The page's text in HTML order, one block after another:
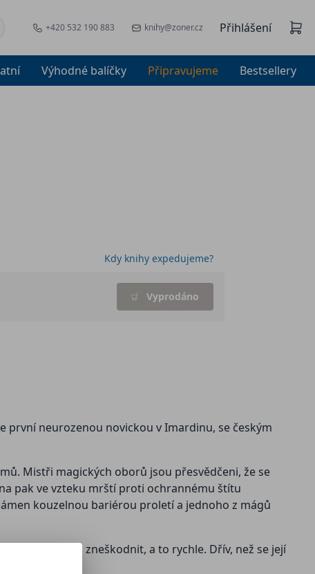
+420 532 190 883 knihy@zoner.cz Přihlášení
Výhodné balíčky Připravujeme Bestsellery
Kdy knihy expedujeme?
Vyprodáno
první neurozenou novickou v Imardinu, se českým
Mistři magických oborů jsou přesvědčeni, že se
pak ve vzteku mrští proti ochrannému štítu
kouzelnou bariérou proletí a jednoho z mágů
třeba ji najít a zneškodnit, a to rychle. Dřív, než se její